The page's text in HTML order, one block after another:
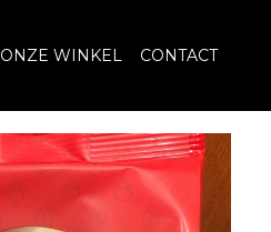
ONZE WINKEL CONTACT